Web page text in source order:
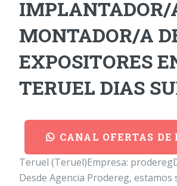
IMPLANTADOR/
MONTADOR/A
EXPOSITORES
TERUEL DIAS
CANAL OFERTAS DE
Teruel (Teruel)Empresa:
Desde Agencia Prodereg, estamos